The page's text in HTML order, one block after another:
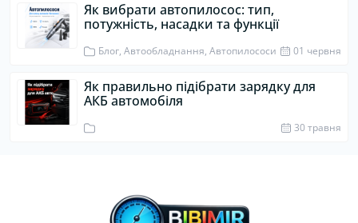
Як вибрати автопилосос: тип,
потужність, насадки та функції
Блог, Автообладнання, Автопилососи 01 червня
Як правильно підібрати зарядку для
АКБ автомобіля
30 травня